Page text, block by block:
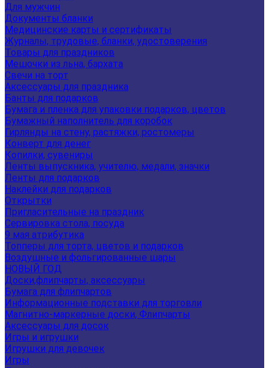
Для мужчин
Документы бланки
Медицинские карты и сертификаты
Журналы, трудовые, бланки, удостоверения
Товары для праздников
Мешочки из льна, бархата
Свечи на торт
Аксессуары для праздника
Банты для подарков
Бумага и пленка для упаковки подарков, цветов
Бумажный наполнитель для коробок
Гирлянды на стену, растяжки, ростомеры
Конверт для денег
Копилки, сувениры
Ленты выпускника, учителю, медали, значки
Ленты для подарков
Наклейки для подарков
Открытки
Пригласительные на праздник
Сервировка стола, посуда
9 мая атрибутика
Топперы для торта, цветов и подарков
Воздушные и фольгированные шары
НОВЫЙ ГОД
Доски,флипчарты, аксессуары
Бумага для флипчартов
Информационные подставки для торговли
Магнитно-маркерные доски, Флипчарты
Аксессуары для досок
Игры и игрушки
Игрушки для девочек
Игры